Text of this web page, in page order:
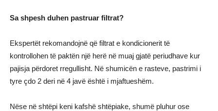
Sa shpesh duhen pastruar filtrat?
Ekspertët rekomandojnë që filtrat e kondicionerit të
kontrollohen të paktën një herë në muaj gjatë periudhave kur
pajisja përdoret rregullisht. Në shumicën e rasteve, pastrimi i
tyre çdo 2 deri në 4 javë është i mjaftueshëm.
Nëse në shtëpi keni kafshë shtëpiake, shumë pluhur ose